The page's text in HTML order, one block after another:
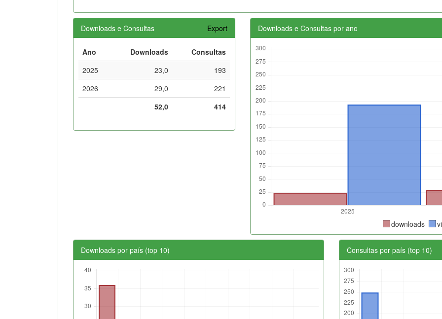
Downloads e Consultas Export
Ano Downloads
Consultas
2025
23,0
193
2026
29,0
221
52,0
414
Downloads e Consultas por ano
downloads
Downloads por país (top 10) Consultas por país (top 10)